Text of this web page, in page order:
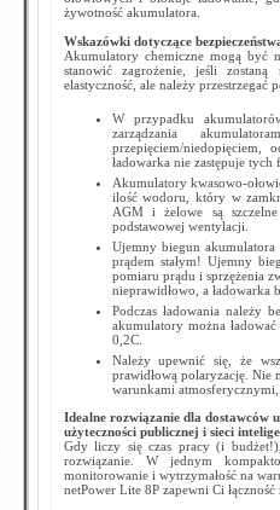
żywotność akumulatora.
Wskazówki dotyczące
Akumulatory chemiczne mogą być
stanowić zagrożenie, jeśli zostaną
elastyczność, ale należy przestrzegać
W przypadku
zarządzania
przepięciem/niedopięciem,
ładowarka nie zastępuje tych
Akumulatory kwasowo-
ilość wodoru, który w
AGM i żelowe są
podstawowej wentylacji.
Ujemny biegun akumulatora
prądem stałym! Ujemny
pomiaru prądu i sprzężenia
nieprawidłowo, a ładowarka
Podczas ładowania należy
akumulatory można
0,2C.
Należy upewnić się, że
prawidłową polaryzację. Nie
warunkami
Idealne rozwiązanie dla dostawców
użyteczności publicznej i sieci
Gdy liczy się czas pracy (i
rozwiązanie. W jednym
monitorowanie i wytrzymałość na
netPower Lite 8P zapewni Ci